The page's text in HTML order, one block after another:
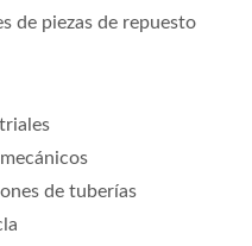
de piezas de repuesto
de tuberías